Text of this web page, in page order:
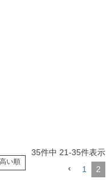
い順
35件中 21-35件表示
1
2